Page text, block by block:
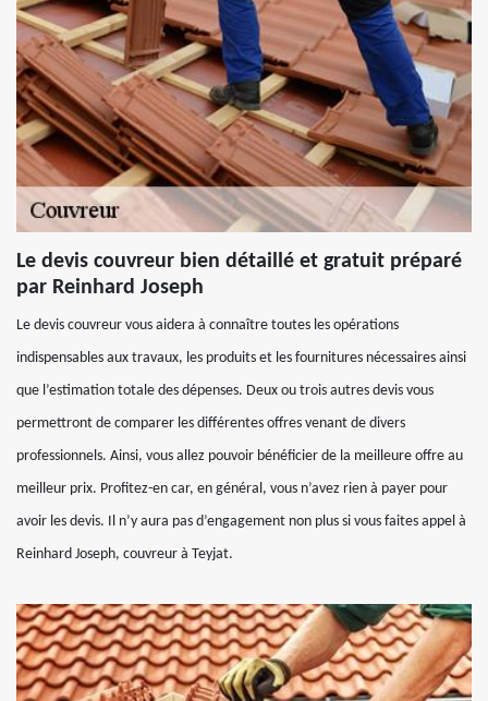
Le devis couvreur bien détaillé et gratuit préparé
par Reinhard Joseph
Le devis couvreur vous aidera à connaître toutes les opérations
indispensables aux travaux, les produits et les fournitures nécessaires ainsi
que l’estimation totale des dépenses. Deux ou trois autres devis vous
permettront de comparer les différentes offres venant de divers
professionnels. Ainsi, vous allez pouvoir bénéficier de la meilleure offre au
meilleur prix. Profitez-en car, en général, vous n’avez rien à payer pour
avoir les devis. Il n’y aura pas d’engagement non plus si vous faites appel à
Reinhard Joseph, couvreur à Teyjat.